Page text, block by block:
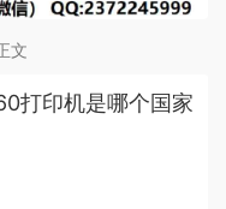
文
打印机是哪个国家